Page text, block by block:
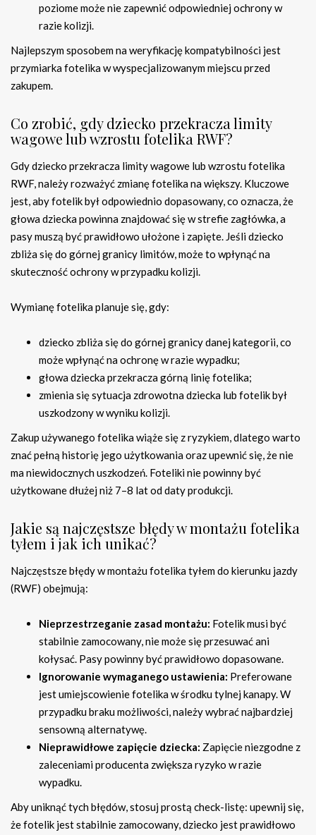
poziome może nie zapewnić odpowiedniej ochrony w
razie kolizji.
Najlepszym sposobem na weryfikację kompatybilności jest
przymiarka fotelika w wyspecjalizowanym miejscu przed
zakupem.
Co zrobić, gdy dziecko przekracza limity
wagowe lub wzrostu fotelika RWF?
Gdy dziecko przekracza limity wagowe lub wzrostu fotelika
RWF, należy rozważyć zmianę fotelika na większy. Kluczowe
jest, aby fotelik był odpowiednio dopasowany, co oznacza, że
głowa dziecka powinna znajdować się w strefie zagłówka, a
pasy muszą być prawidłowo ułożone i zapięte. Jeśli dziecko
zbliża się do górnej granicy limitów, może to wpłynąć na
skuteczność ochrony w przypadku kolizji.
Wymianę fotelika planuje się, gdy:
dziecko zbliża się do górnej granicy danej kategorii, co
może wpłynąć na ochronę w razie wypadku;
głowa dziecka przekracza górną linię fotelika;
zmienia się sytuacja zdrowotna dziecka lub fotelik był
uszkodzony w wyniku kolizji.
Zakup używanego fotelika wiąże się z ryzykiem, dlatego warto
znać pełną historię jego użytkowania oraz upewnić się, że nie
ma niewidocznych uszkodzeń. Foteliki nie powinny być
użytkowane dłużej niż 7–8 lat od daty produkcji.
Jakie są najczęstsze błędy w montażu fotelika
tyłem i jak ich unikać?
Najczęstsze błędy w montażu fotelika tyłem do kierunku jazdy
(RWF) obejmują:
Nieprzestrzeganie zasad montażu: Fotelik musi być
stabilnie zamocowany, nie może się przesuwać ani
kołysać. Pasy powinny być prawidłowo dopasowane.
Ignorowanie wymaganego ustawienia: Preferowane
jest umiejscowienie fotelika w środku tylnej kanapy. W
przypadku braku możliwości, należy wybrać najbardziej
sensowną alternatywę.
Nieprawidłowe zapięcie dziecka: Zapięcie niezgodne z
zaleceniami producenta zwiększa ryzyko w razie
wypadku.
Aby uniknąć tych błędów, stosuj prostą check-listę: upewnij się,
że fotelik jest stabilnie zamocowany, dziecko jest prawidłowo